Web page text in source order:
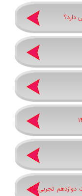
دارد؟
چگونه هم سختی نکشیم و هم در امتحانات دوازدهم تجربی 20